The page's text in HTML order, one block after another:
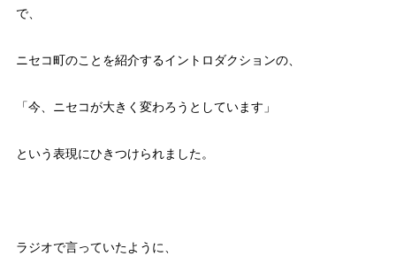
で、
ニセコ町のことを紹介するイントロダクションの、
「今、ニセコが大きく変わろうとしています」
という表現にひきつけられました。
ラジオで言っていたように、